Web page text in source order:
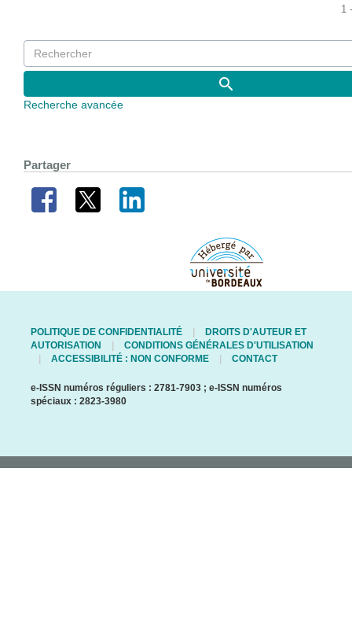
1
Recherche avancée
Partager
POLITIQUE DE CONFIDENTIALITÉ
DROITS D'AUTEUR ET
AUTORISATION
CONDITIONS GÉNÉRALES D'UTILISATION
ACCESSIBILITÉ : NON CONFORME
CONTACT
e-ISSN numéros réguliers : 2781-7903 ; e-ISSN numéros
spéciaux : 2823-3980